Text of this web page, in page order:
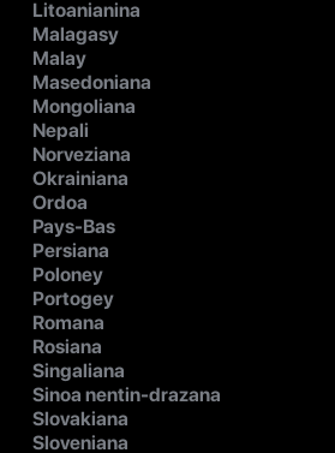
Litoanianina
Malagasy
Malay
Masedoniana
Mongoliana
Nepali
Norveziana
Okrainiana
Ordoa
Pays-Bas
Persiana
Poloney
Portogey
Romana
Rosiana
Singaliana
Sinoa nentin-drazana
Slovakiana
Sloveniana